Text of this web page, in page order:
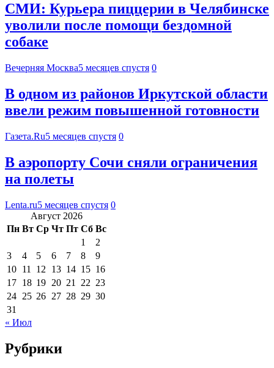
СМИ: Курьера пиццерии в Челябинске
уволили после помощи бездомной
собаке
Вечерняя Москва5 месяцев спустя 0
В одном из районов Иркутской области
ввели режим повышенной готовности
Газета.Ru5 месяцев спустя 0
В аэропорту Сочи сняли ограничения
на полеты
Lenta.ru5 месяцев спустя 0
Август 2026
Пн Вт Ср Чт Пт Сб Вс
1
2
3
4 5 6 7 8
9
10 11 12 13 14 15 16
17 18 19 20 21 22 23
24 25 26 27 28 29 30
31
« Июл
Рубрики